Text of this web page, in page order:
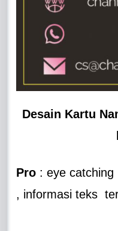
Desain Kartu
Pro : eye
, informasi teks